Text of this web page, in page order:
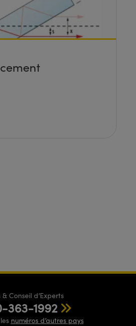
& Conseil d’Experts
363-1992
numéros d’autres pays